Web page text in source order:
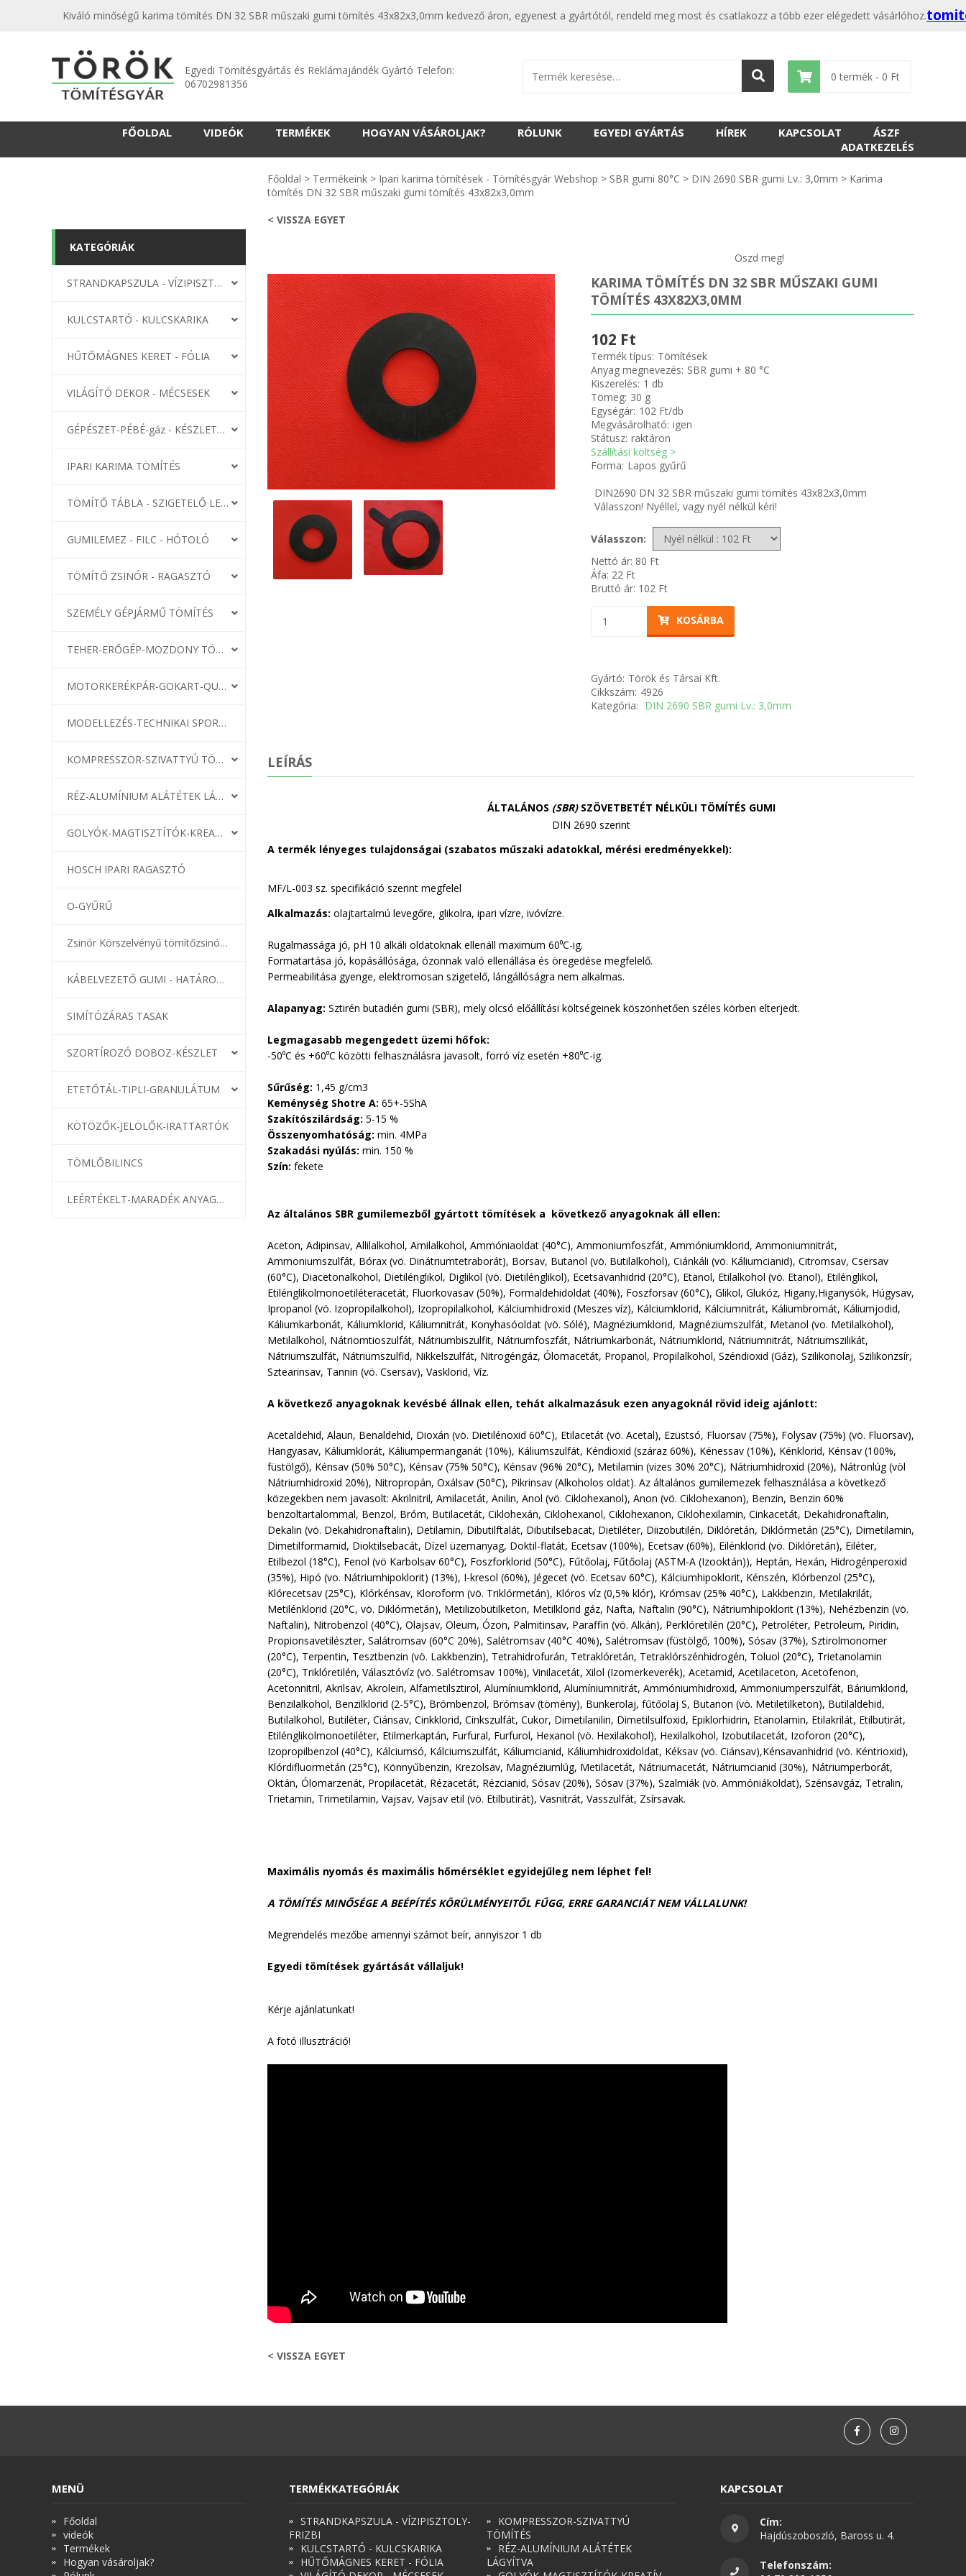
Kiváló minőségű karima tömítés DN 32 SBR műszaki gumi tömítés 43x82x3,0mm kedvező áron, egyenest a gyártótól, rendeld meg most és csatlakozz a több ezer elégedett vásárlóhoz.
Egyedi Tömítésgyártás és Reklámajándék Gyártó Telefon:
06702981356
0 termék - 0 Ft
FŐOLDAL VIDEÓK TERMÉKEK HOGYAN VÁSÁROLJAK? RÓLUNK EGYEDI GYÁRTÁS HÍREK KAPCSOLAT
ÁSZF
ADATKEZELÉS
KATEGÓRIÁK
STRANDKAPSZULA - VÍZIPISZTOLY-FRIZBI
KULCSTARTÓ - KULCSKARIKA
HŰTŐMÁGNES KERET - FÓLIA
VILÁGÍTÓ DEKOR - MÉCSESEK
GÉPÉSZET-PÉBÉ-gáz - KÉSZLETEK
IPARI KARIMA TÖMÍTÉS
TÖMÍTŐ TÁBLA - SZIGETELŐ LEMEZ
GUMILEMEZ - FILC - HÓTOLÓ
TÖMÍTŐ ZSINÓR - RAGASZTÓ
SZEMÉLY GÉPJÁRMŰ TÖMÍTÉS
TEHER-ERŐGÉP-MOZDONY TÖMÍTÉS
MOTORKERÉKPÁR-GOKART-QUAD-CSÓNAKMOTOR TÖMÍTÉS
MODELLEZÉS-TECHNIKAI SPORT-MODELLSPORT
KOMPRESSZOR-SZIVATTYÚ TÖMÍTÉS
RÉZ-ALUMÍNIUM ALÁTÉTEK LÁGYÍTVA
GOLYÓK-MAGTISZTÍTÓK-KREATÍV
HOSCH IPARI RAGASZTÓ
O-GYŰRŰ
Zsinór Körszelvényű tömítőzsinórok
KÁBELVEZETŐ GUMI - HATÁROLÓK
SIMÍTÓZÁRAS TASAK
SZORTÍROZÓ DOBOZ-KÉSZLET
ETETŐTÁL-TIPLI-GRANULÁTUM
KÖTÖZŐK-JELÖLŐK-IRATTARTÓK
TÖMLŐBILINCS
LEÉRTÉKELT-MARADÉK ANYAGOK
Főoldal > Termékeink > Ipari karima tömítések - Tömítésgyár Webshop > SBR gumi 80°C > DIN 2690 SBR gumi Lv.: 3,0mm > Karima
tömítés DN 32 SBR műszaki gumi tömítés 43x82x3,0mm
< VISSZA EGYET
Oszd meg!
KARIMA TÖMÍTÉS DN 32 SBR MŰSZAKI GUMI
TÖMÍTÉS 43X82X3,0MM
102 Ft
Termék típus: Tömítések
Anyag megnevezés: SBR gumi + 80 °C
Kiszerelés: 1 db
Tömeg: 30 g
Egységár: 102 Ft/db
Megvásárolható: igen
Státusz: raktáron
Szállítási költség >
Forma: Lapos gyűrű
DIN2690 DN 32 SBR műszaki gumi tömítés 43x82x3,0mm
Válasszon! Nyéllel, vagy nyél nélkül kéri!
Válasszon:
Nettó ár: 80 Ft
Áfa: 22 Ft
Bruttó ár: 102 Ft
KOSÁRBA
Gyártó: Török és Társai Kft.
Cikkszám: 4926
Kategória: DIN 2690 SBR gumi Lv.: 3,0mm
LEÍRÁS
ÁLTALÁNOS (SBR)SZÖVETBETÉT NÉLKÜLI TÖMÍTÉS GUMI
DIN 2690 szerint
A termék lényeges tulajdonságai (szabatos műszaki adatokkal, mérési eredményekkel):
MF/L-003 sz. specifikáció szerint megfelel
Alkalmazás: olajtartalmú levegőre, glikolra, ipari vízre, ivóvízre.
Rugalmassága jó, pH 10 alkáli oldatoknak ellenáll maximum 60⁰C-ig.
Formatartása jó, kopásállósága, ózonnak való ellenállása és öregedése megfelelő.
Permeabilitása gyenge, elektromosan szigetelő, lángállóságra nem alkalmas.
Alapanyag: Sztirén butadién gumi (SBR), mely olcsó előállítási költségeinek köszönhetően széles körben elterjedt.
Legmagasabb megengedett üzemi hőfok:
-50⁰C és +60⁰C közötti felhasználásra javasolt, forró víz esetén +80⁰C-ig.
Sűrűség: 1,45 g/cm3
Keménység Shotre A: 65+-5ShA
Szakítószilárdság: 5-15 %
Összenyomhatóság: min. 4MPa
Szakadási nyúlás: min. 150 %
Szín: fekete
Az általános SBR gumilemezből gyártott tömítések a következő anyagoknak áll ellen:
Aceton, Adipinsav, Allilalkohol, Amilalkohol, Ammóniaoldat (40°C), Ammoniumfoszfát, Ammóniumklorid, Ammoniumnitrát,
Ammoniumszulfát, Bórax (vö. Dinátriumtetraborát), Borsav, Butanol (vö. Butilalkohol), Ciánkáli (vö. Káliumcianid), Citromsav, Csersav
(60°C), Diacetonalkohol, Dietilénglikol, Diglikol (vö. Dietilénglikol), Ecetsavanhidrid (20°C), Etanol, Etilalkohol (vö. Etanol), Etilénglikol,
Etilénglikolmonoetiléteracetát, Fluorkovasav (50%), Formaldehidoldat (40%), Foszforsav (60°C), Glikol, Glukóz, Higany,Higanysók, Húgysav,
Ipropanol (vö. Izopropilalkohol), Izopropilalkohol, Kálciumhidroxid (Meszes víz), Kálciumklorid, Kálciumnitrát, Káliumbromát, Káliumjodid,
Káliumkarbonát, Káliumklorid, Káliumnitrát, Konyhasóoldat (vö. Sólé), Magnéziumklorid, Magnéziumszulfát, Metanol (vo. Metilalkohol),
Metilalkohol, Nátriomtioszulfát, Nátriumbiszulfit, Nátriumfoszfát, Nátriumkarbonát, Nátriumklorid, Nátriumnitrát, Nátriumszilikát,
Nátriumszulfát, Nátriumszulfid, Nikkelszulfát, Nitrogéngáz, Ólomacetát, Propanol, Propilalkohol, Széndioxid (Gáz), Szilikonolaj, Szilikonzsír,
Sztearinsav, Tannin (vö. Csersav), Vasklorid, Víz.
A következő anyagoknak kevésbé állnak ellen, tehát alkalmazásuk ezen anyagoknál rövid ideig ajánlott:
Acetaldehid, Alaun, Benaldehid, Dioxán (vö. Dietilénoxid 60°C), Etilacetát (vö. Acetal), Ezüstsó, Fluorsav (75%), Folysav (75%) (vö. Fluorsav),
Hangyasav, Káliumklorát, Káliumpermanganát (10%), Káliumszulfát, Kéndioxid (száraz 60%), Kénessav (10%), Kénklorid, Kénsav (100%,
füstölgő), Kénsav (50% 50°C), Kénsav (75% 50°C), Kénsav (96% 20°C), Metilamin (vizes 30% 20°C), Nátriumhidroxid (20%), Nátronlúg (völ
Nátriumhidroxid 20%), Nitropropán, Oxálsav (50°C), Pikrinsav (Alkoholos oldat). Az általános gumilemezek felhasználása a következő
közegekben nem javasolt: Akrilnitril, Amilacetát, Anilin, Anol (vö. Ciklohexanol), Anon (vö. Ciklohexanon), Benzin, Benzin 60%
benzoltartalommal, Benzol, Bróm, Butilacetát, Ciklohexán, Ciklohexanol, Ciklohexanon, Ciklohexilamin, Cinkacetát, Dekahidronaftalin,
Dekalin (vö. Dekahidronaftalin), Detilamin, Dibutilftalát, Dibutilsebacat, Dietiléter, Diizobutilén, Diklóretán, Diklórmetán (25°C), Dimetilamin,
Dimetilformamid, Dioktilsebacát, Dízel üzemanyag, Doktil-flatát, Ecetsav (100%), Ecetsav (60%), Eilénklorid (vö. Diklóretán), Eiléter,
Etilbezol (18°C), Fenol (vö Karbolsav 60°C), Foszforklorid (50°C), Fűtőolaj, Fűtőolaj (ASTM-A (Izooktán)), Heptán, Hexán, Hidrogénperoxid
(35%), Hipó (vo. Nátriumhipoklorit) (13%), I-kresol (60%), Jégecet (vö. Ecetsav 60°C), Kálciumhipoklorit, Kénszén, Klórbenzol (25°C),
Klórecetsav (25°C), Klórkénsav, Kloroform (vö. Triklórmetán), Klóros víz (0,5% klór), Krómsav (25% 40°C), Lakkbenzin, Metilakrilát,
Metilénklorid (20°C, vö. Diklórmetán), Metilizobutilketon, Metilklorid gáz, Nafta, Naftalin (90°C), Nátriumhipoklorit (13%), Nehézbenzin (vö.
Naftalin), Nitrobenzol (40°C), Olajsav, Oleum, Ózon, Palmitinsav, Paraffin (vö. Alkán), Perklóretilén (20°C), Petroléter, Petroleum, Piridin,
Propionsavetilészter, Salátromsav (60°C 20%), Salétromsav (40°C 40%), Salétromsav (füstölgő, 100%), Sósav (37%), Sztirolmonomer
(20°C), Terpentin, Tesztbenzin (vö. Lakkbenzin), Tetrahidrofurán, Tetraklóretán, Tetraklórszénhidrogén, Toluol (20°C), Trietanolamin
(20°C), Triklóretilén, Választóvíz (vö. Salétromsav 100%), Vinilacetát, Xilol (Izomerkeverék), Acetamid, Acetilaceton, Acetofenon,
Acetonnitril, Akrilsav, Akrolein, Alfametilsztirol, Alumíniumklorid, Alumíniumnitrát, Ammóniumhidroxid, Ammoniumperszulfát, Báriumklorid,
Benzilalkohol, Benzilklorid (2-5°C), Brómbenzol, Brómsav (tömény), Bunkerolaj, fűtőolaj S, Butanon (vö. Metiletilketon), Butilaldehid,
Butilalkohol, Butiléter, Ciánsav, Cinkklorid, Cinkszulfát, Cukor, Dimetilanilin, Dimetilsulfoxid, Epiklorhidrin, Etanolamin, Etilakrilát, Etilbutirát,
Etilénglikolmonoetiléter, Etilmerkaptán, Furfural, Furfurol, Hexanol (vö. Hexilakohol), Hexilalkohol, Izobutilacetát, Izoforon (20°C),
Izopropilbenzol (40°C), Kálciumsó, Kálciumszulfát, Káliumcianid, Káliumhidroxidoldat, Kéksav (vö. Ciánsav),Kénsavanhidrid (vö. Kéntrioxid),
Klórdifluormetán (25°C), Könnyűbenzin, Krezolsav, Magnéziumlúg, Metilacetát, Nátriumacetát, Nátriumcianid (30%), Nátriumperborát,
Oktán, Ólomarzenát, Propilacetát, Rézacetát, Rézcianid, Sósav (20%), Sósav (37%), Szalmiák (vö. Ammóniákoldat), Szénsavgáz, Tetralin,
Trietamin, Trimetilamin, Vajsav, Vajsav etil (vö. Etilbutirát), Vasnitrát, Vasszulfát, Zsírsavak.
Maximális nyomás és maximális hőmérséklet egyidejűleg nem léphet fel!
A TÖMÍTÉS MINŐSÉGE A BEÉPÍTÉS KÖRÜLMÉNYEITŐL FŰGG, ERRE GARANCIÁT NEM VÁLLALUNK!
Megrendelés mezőbe amennyi számot beír, annyiszor 1 db
Egyedi tömítések gyártását vállaljuk!
Kérje ajánlatunkat!
A fotó illusztráció!
< VISSZA EGYET
MENÜ
Főoldal
videók
Termékek
Hogyan vásároljak?
TERMÉKKATEGÓRIÁK
STRANDKAPSZULA - VÍZIPISZTOLY-
FRIZBI
KULCSTARTÓ - KULCSKARIKA
HŰTŐMÁGNES KERET - FÓLIA
KOMPRESSZOR-SZIVATTYÚ
TÖMÍTÉS
RÉZ-ALUMÍNIUM ALÁTÉTEK
LÁGYÍTVA
KAPCSOLAT
Cím:
Hajdúszoboszló, Baross u. 4.
Telefonszám: